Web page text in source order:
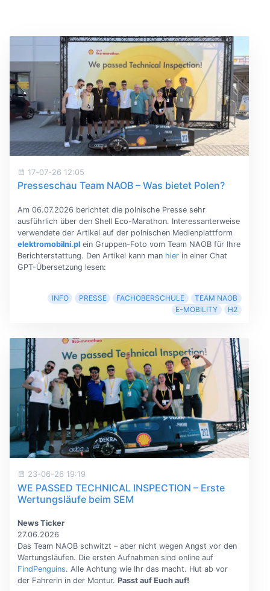
17-07-26 12:05
Presseschau Team NAOB – Was bietet Polen?
Am 06.07.2026 berichtet die polnische Presse sehr
ausführlich über den Shell Eco-Marathon. Interessanterweise
verwendete der Artikel auf der polnischen Medienplattform
elektromobilni.plein Gruppen-Foto vom Team NAOB für Ihre
Berichterstattung. Den Artikel kann man hierin einer Chat
GPT-Übersetzung lesen:
INFO PRESSE FACHOBERSCHULE
TEAM NAOB
E-MOBILITY
H2
23-06-26 19:19
WE PASSED TECHNICAL INSPECTION – Erste
Wertungsläufe beim SEM
News Ticker
27.06.2026
Das Team NAOB schwitzt – aber nicht wegen Angst vor den
Wertungsläufen. Die ersten Aufnahmen sind online auf
FindPenguins. Alle Achtung wie Ihr das macht. Hut ab vor
der Fahrerin in der Montur. Passt auf Euch auf!